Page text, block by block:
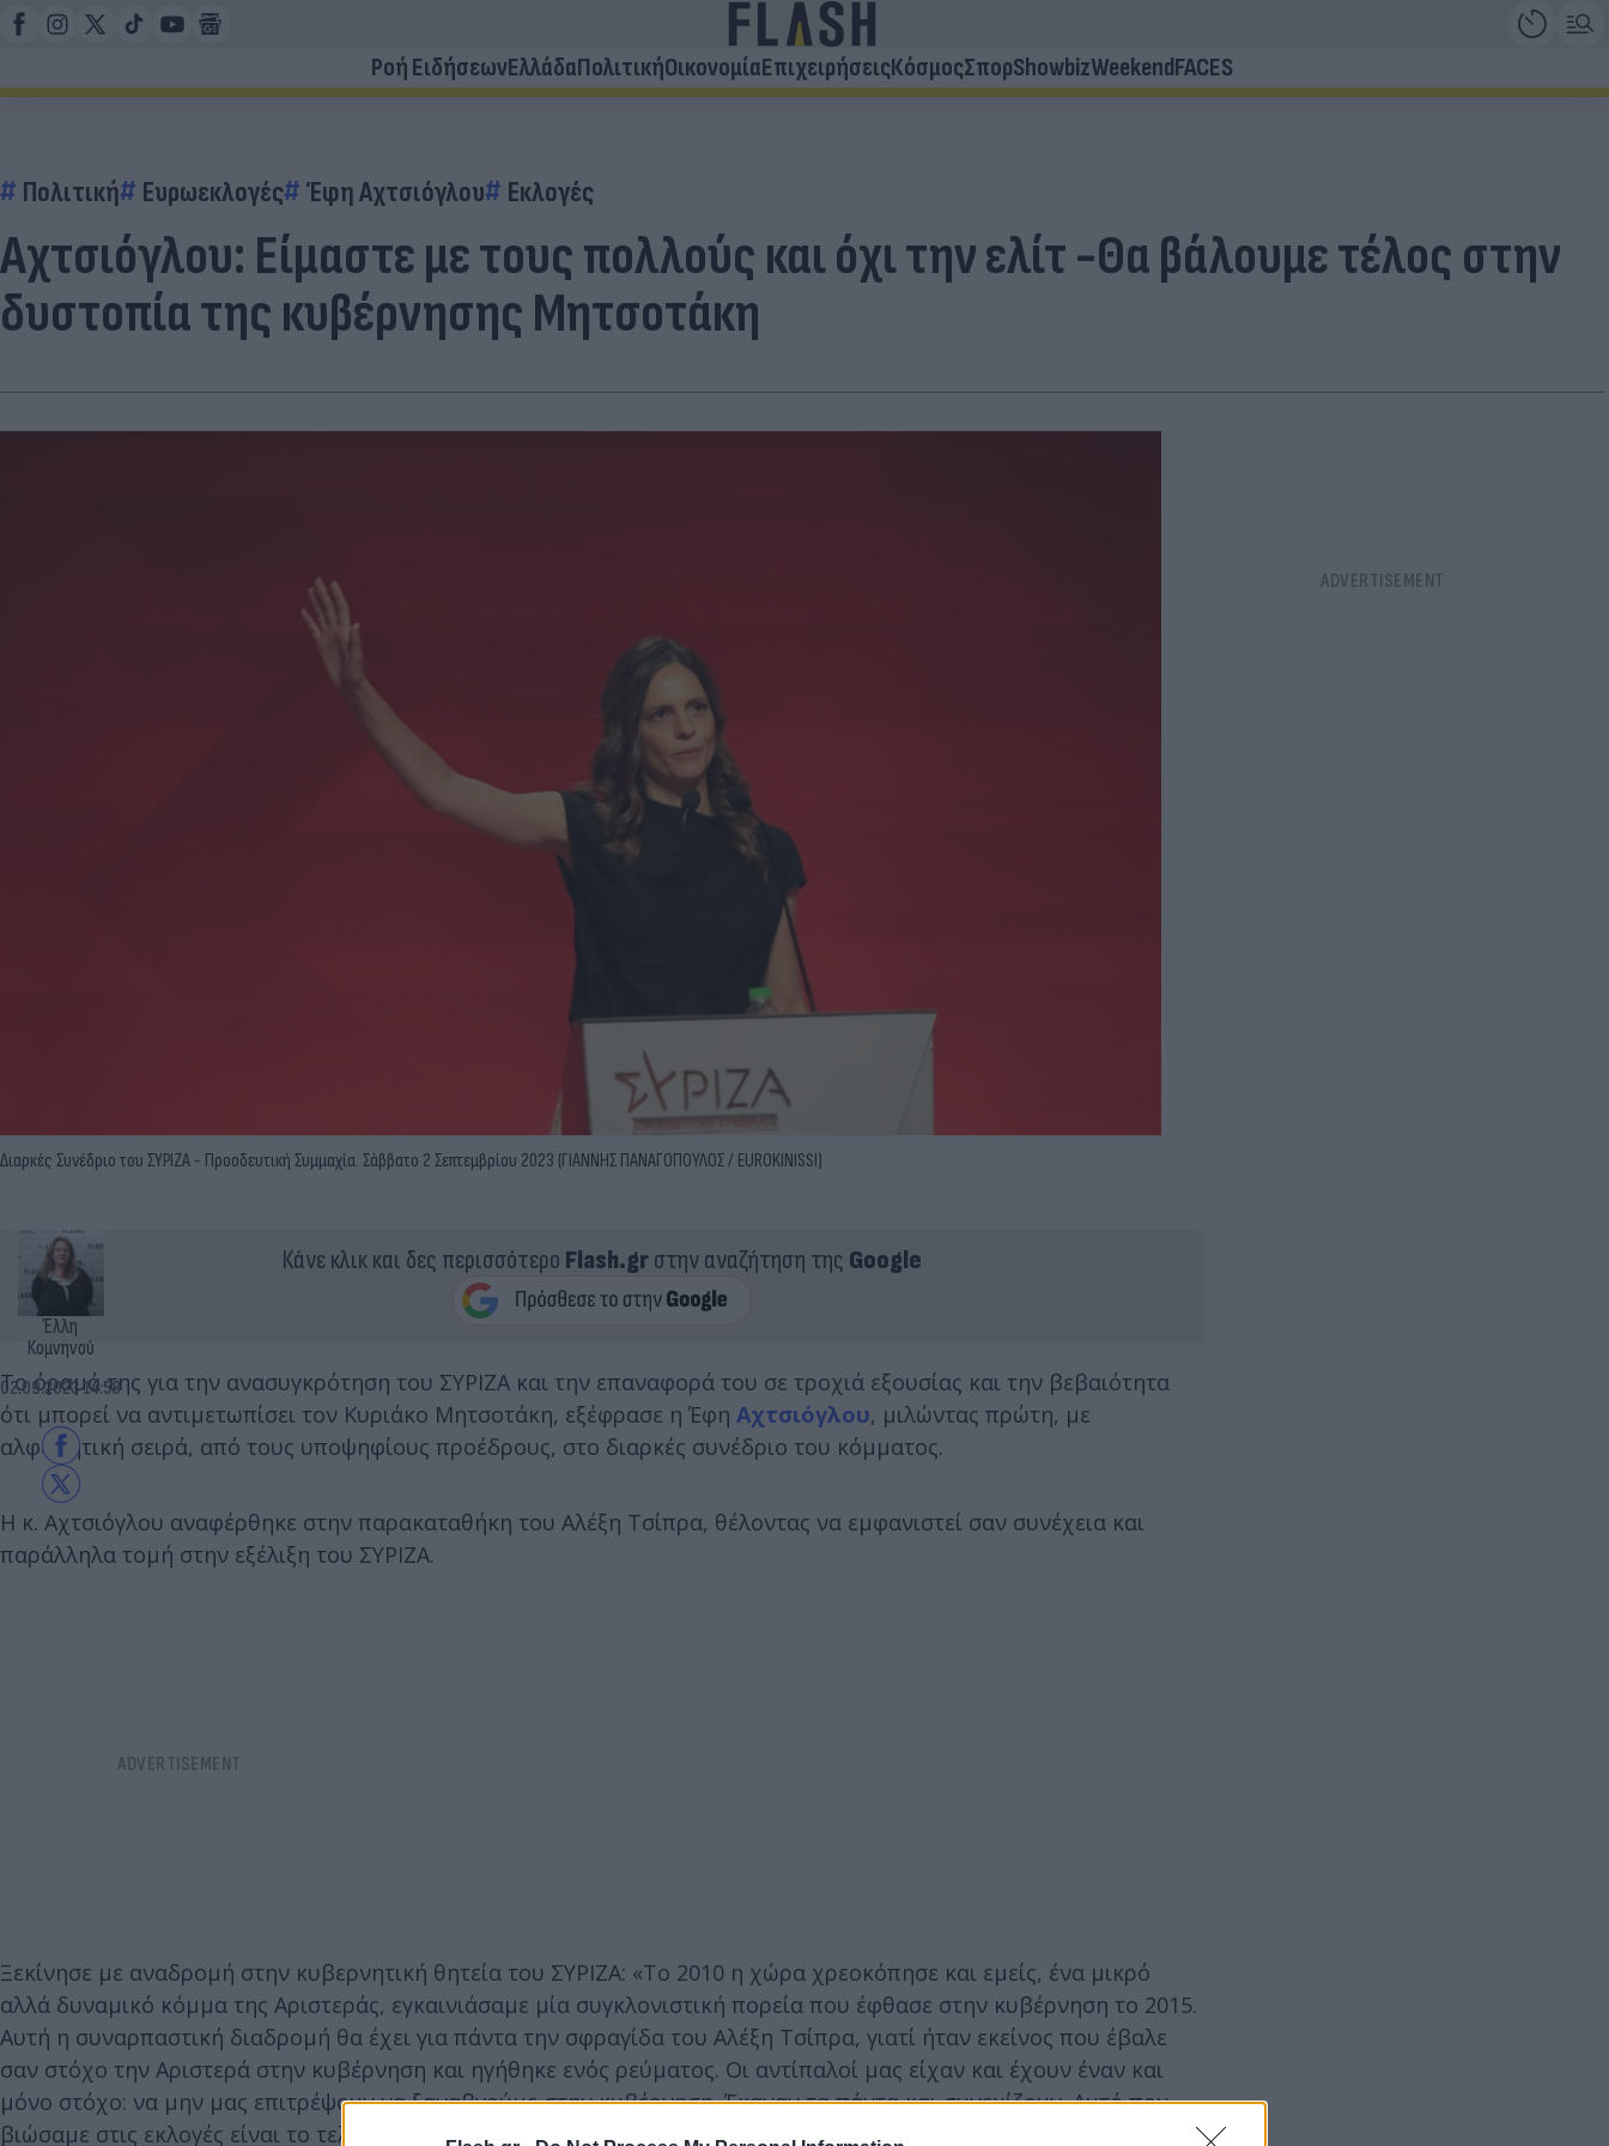
Ροή ΕιδήσεωνΕλλάδαΠολιτικήΟικονομίαΕπιχειρήσειςΚόσμοςΣπορShowbizWeekendFACES
Πολιτική Ευρωεκλογές Έφη Αχτσιόγλου Εκλογές
Αχτσιόγλου: Είμαστε με τους πολλούς και όχι την ελίτ -Θα βάλουμε τέλος στην
δυστοπία της κυβέρνησης Μητσοτάκη
Διαρκές Συνέδριο του ΣΥΡΙΖΑ - Προοδευτική Συμμαχία. Σάββατο 2 Σεπτεμβρίου 2023 (ΓΙΑΝΝΗΣ ΠΑΝΑΓΟΠΟΥΛΟΣ / EUROKINISSI)
Έλλη
Κομνηνού
02.09.2023 14:58
Κάνε κλικ και δες περισσότερο Flash.grστην αναζήτηση της Google
Το όραμά της για την ανασυγκρότηση του ΣΥΡΙΖΑ και την επαναφορά του σε τροχιά εξουσίας και την βεβαιότητα
ότι μπορεί να αντιμετωπίσει τον Κυριάκο Μητσοτάκη, εξέφρασε η Έφη Αχτσιόγλου, μιλώντας πρώτη, με
αλφαβητική σειρά, από τους υποψηφίους προέδρους, στο διαρκές συνέδριο του κόμματος.
Η κ. Αχτσιόγλου αναφέρθηκε στην παρακαταθήκη του Αλέξη Τσίπρα, θέλοντας να εμφανιστεί σαν συνέχεια και
παράλληλα τομή στην εξέλιξη του ΣΥΡΙΖΑ.
Ξεκίνησε με αναδρομή στην κυβερνητική θητεία του ΣΥΡΙΖΑ: «Το 2010 η χώρα χρεοκόπησε και εμείς, ένα μικρό
αλλά δυναμικό κόμμα της Αριστεράς, εγκαινιάσαμε μία συγκλονιστική πορεία που έφθασε στην κυβέρνηση το 2015.
Αυτή η συναρπαστική διαδρομή θα έχει για πάντα την σφραγίδα του Αλέξη Τσίπρα, γιατί ήταν εκείνος που έβαλε
σαν στόχο την Αριστερά στην κυβέρνηση και ηγήθηκε ενός ρεύματος. Οι αντίπαλοί μας είχαν και έχουν έναν και
μόνο στόχο: να μην μας επιτρέψουν να ξαναβγούμε στην κυβέρνηση. Έκαναν τα πάντα και συνεχίζουν. Αυτό που
βιώσαμε στις εκλογές είναι το τελευταίο επεισόδιο σε μία στρατηγική φθοράς για την εξαφάνιση του ΣΥΡΙΖΑ, μία